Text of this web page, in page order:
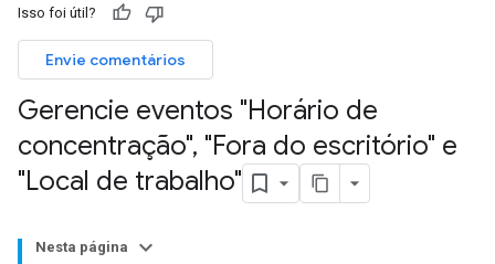
Isso foi útil?
Envie comentários
Gerencie eventos "Horário de
concentração", "Fora do escritório" e
"Local de trabalho"
Nesta página